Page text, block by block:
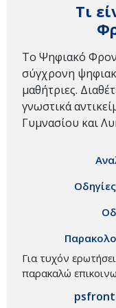
Τι
Το Ψηφιακό
σύγχρονη
μαθήτριες.
γνωστικά
Γυμνασίου και
Για τυχόν
παρακαλώ